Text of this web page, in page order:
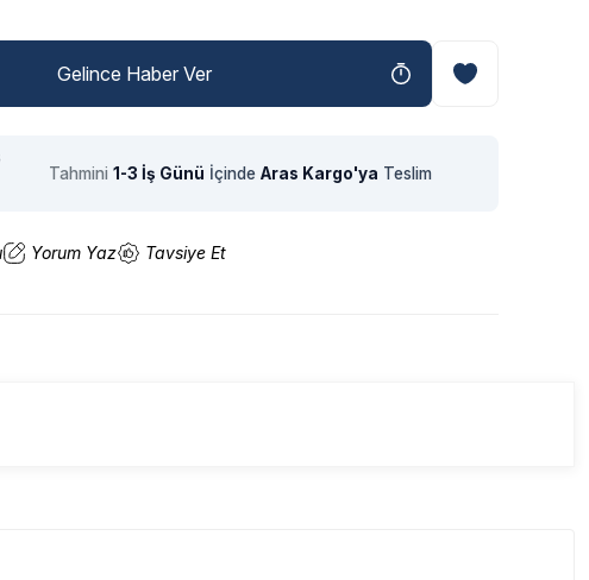
Gelince Haber Ver
Tahmini 1-3 İş Günü İçinde Aras Kargo'ya Teslim
Yorum Yaz Tavsiye Et